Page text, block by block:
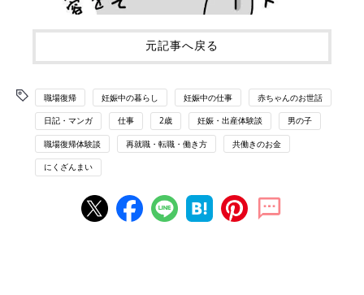
元記事へ戻る
職場復帰 妊娠中の暮らし 妊娠中の仕事 赤ちゃんのお世話
日記・マンガ 仕事 2歳 妊娠・出産体験談 男の子
職場復帰体験談 再就職・転職・働き方 共働きのお金
にくざんまい